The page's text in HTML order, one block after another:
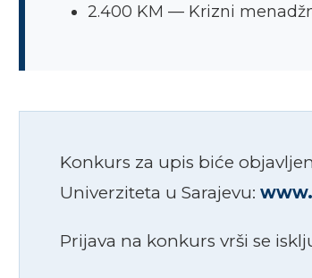
2.400 KM — Krizni
Konkurs za upis biće
Univerziteta u Sarajevu:
Prijava na konkurs vrši se